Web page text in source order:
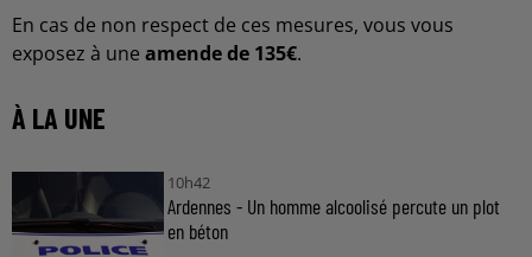
En cas de non respect de ces mesures, vous vous
exposez à une amende de 135€.
À LA UNE
10h42
Ardennes - Un homme alcoolisé percute un plot
en béton